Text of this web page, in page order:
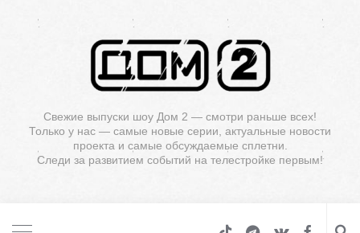
Свежие выпуски шоу Дом 2 — смотри раньше всех!
Только у нас — самые новые серии, актуальные новости
проекта и самые обсуждаемые сплетни.
Следи за развитием событий на телестройке первым!